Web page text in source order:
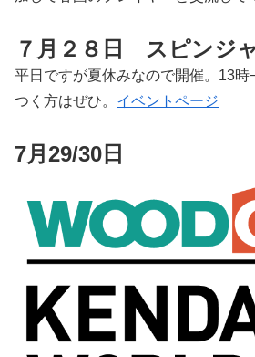
７月２８日 スピンジ
平日ですが夏休みなので開催。13
つく方はぜひ。 イベントページ
7月29/30日